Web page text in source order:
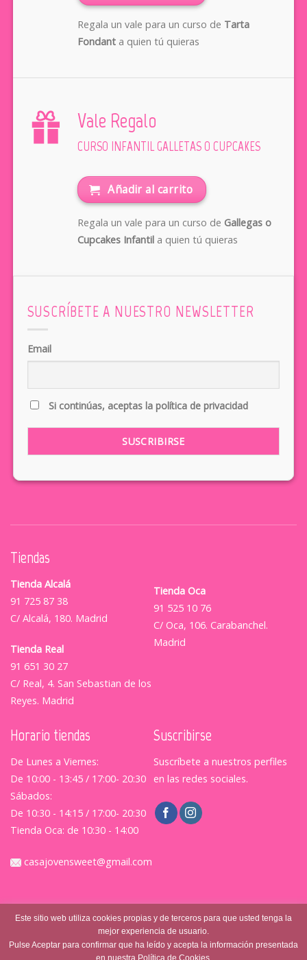
Regala un vale para un curso de Tarta
Fondanta quien tú quieras
Vale Regalo
CURSO INFANTIL GALLETAS O CUPCAKES
Añadir al carrito
Regala un vale para un curso de Gallegas o
Cupcakes Infantila quien tú quieras
SUSCRÍBETE A NUESTRO NEWSLETTER
Email
Si continúas, aceptas la política de privacidad
Tiendas
Tienda Alcalá
91 725 87 38
C/ Alcalá, 180. Madrid
Tienda Real
91 651 30 27
C/ Real, 4. San Sebastian de los
Reyes. Madrid
Tienda Oca
91 525 10 76
C/ Oca, 106. Carabanchel.
Madrid
Horario tiendas
De Lunes a Viernes:
De 10:00 - 13:45 / 17:00- 20:30
Sábados:
De 10:30 - 14:15 / 17:00- 20:30
Tienda Oca: de 10:30 - 14:00
Suscribirse
Suscríbete a nuestros perfiles
en las redes sociales.
casajovensweet@gmail.com
Este sitio web utiliza cookies propias y de terceros para que usted tenga la
mejor experiencia de usuario.
Pulse Aceptar para confirmar que ha leído y acepta la información presentada
en nuestra Política de Cookies.